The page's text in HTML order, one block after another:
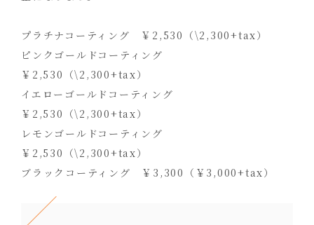
プラチナコーティング ￥2,530（\2,300+tax）
ピンクゴールドコーティング
￥2,530（\2,300+tax）
イエローゴールドコーティング
￥2,530（\2,300+tax）
レモンゴールドコーティング
￥2,530（\2,300+tax）
ブラックコーティング ￥3,300（￥3,000+tax）